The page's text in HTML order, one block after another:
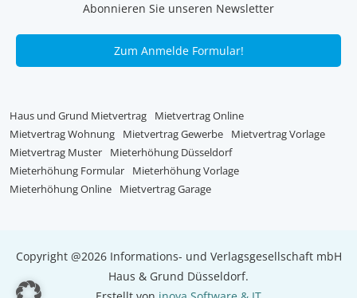
Abonnieren Sie unseren Newsletter
Zum Anmelde Formular!
Haus und Grund Mietvertrag
Mietvertrag Online
Mietvertrag Wohnung
Mietvertrag Gewerbe
Mietvertrag Vorlage
Mietvertrag Muster
Mieterhöhung Düsseldorf
Mieterhöhung Formular
Mieterhöhung Vorlage
Mieterhöhung Online
Mietvertrag Garage
Copyright @2026 Informations- und Verlagsgesellschaft mbH
Haus & Grund Düsseldorf.